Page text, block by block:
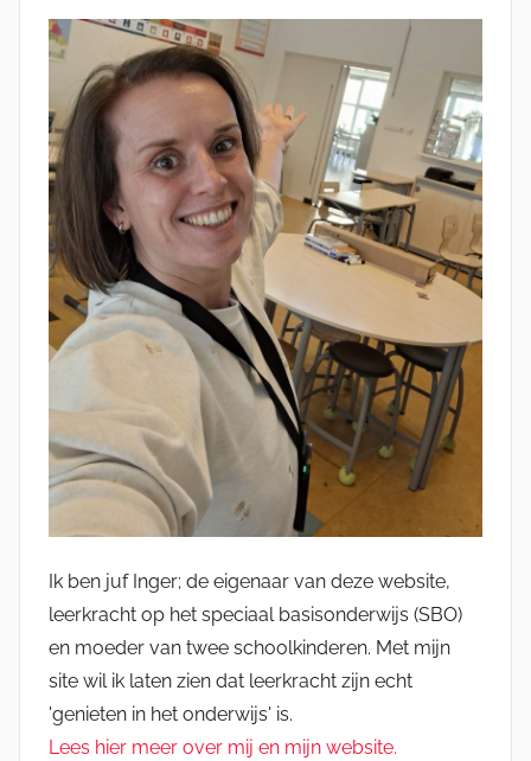
Ik ben juf Inger; de eigenaar van deze website,
leerkracht op het speciaal basisonderwijs (SBO)
en moeder van twee schoolkinderen. Met mijn
site wil ik laten zien dat leerkracht zijn echt
'genieten in het onderwijs' is.
Lees hier meer over mij en mijn website.